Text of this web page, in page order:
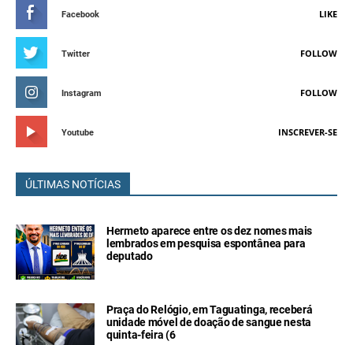
Facebook LIKE
Twitter FOLLOW
Instagram FOLLOW
Youtube INSCREVER-SE
ÚLTIMAS NOTÍCIAS
Hermeto aparece entre os dez nomes mais
lembrados em pesquisa espontânea para
deputado
Praça do Relógio, em Taguatinga, receberá
unidade móvel de doação de sangue nesta
quinta-feira (6